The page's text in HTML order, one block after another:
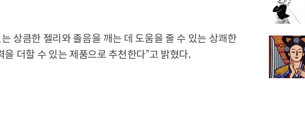
상큼한 젤리와 졸음을 깨는 데 도움을 줄 수 있는 상쾌한
더할 수 있는 제품으로 추천한다”고 밝혔다.